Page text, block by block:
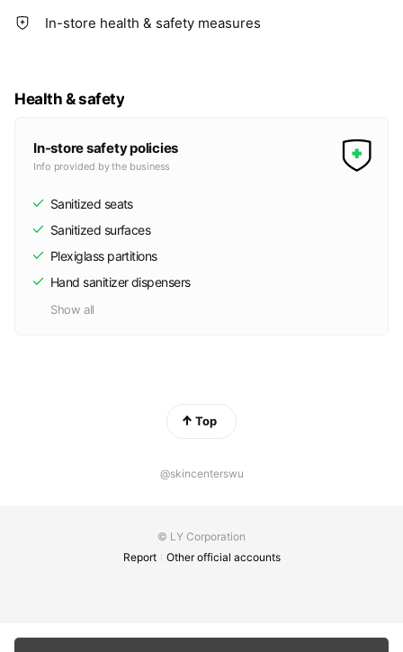
In-store health & safety measures
Health & safety
In-store safety policies
Info provided by the business
Sanitized seats
Sanitized surfaces
Plexiglass partitions
Hand sanitizer dispensers
Show all
Top
@skincenterswu
© LY Corporation
Report
Other official accounts